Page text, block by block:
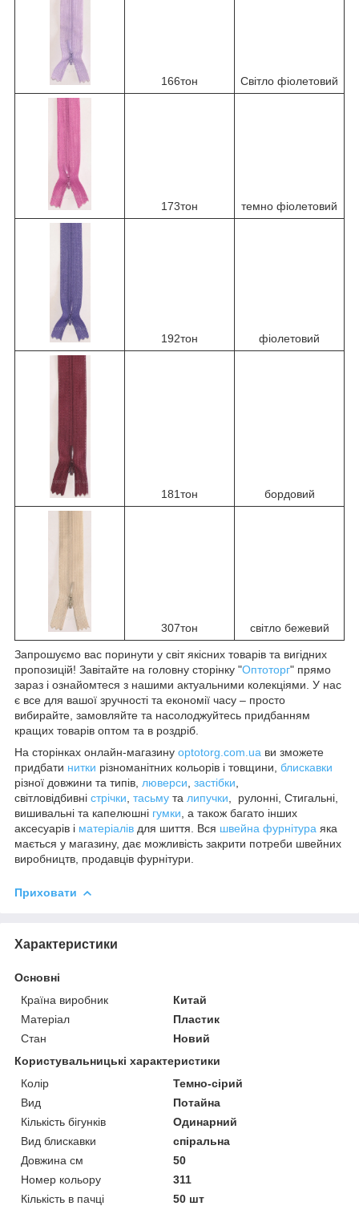
166тон Світло фіолетовий
173тон темно фіолетовий
192тон фіолетовий
181тон бордовий
307тон світло бежевий
Запрошуємо вас поринути у світ якісних товарів та вигідних
пропозицій! Завітайте на головну сторінку "Оптоторг" прямо
зараз і ознайомтеся з нашими актуальними колекціями. У нас
є все для вашої зручності та економії часу – просто
вибирайте, замовляйте та насолоджуйтесь придбанням
кращих товарів оптом та в роздріб.
На сторінках онлайн-магазину optotorg.com.ua ви зможете
придбати нитки різноманітних кольорів і товщини, блискавки
різної довжини та типів, люверси застібки
світловідбивні стрічки тасьму та липучки , рулонні, Стигальні,
вишивальні та капелюшні гумки , а також багато інших
аксесуарів і матеріалів для шиття. Вся швейна фурнітура яка
мається у магазину, дає можливість закрити потреби швейних
виробництв, продавців фурнітури.
Приховати
Характеристики
Основні
Країна виробник
Китай
Матеріал
Пластик
Стан
Новий
Користувальницькі характеристики
Колір
Темно-сірий
Вид
Потайна
Кількість бігунків
Одинарний
Вид блискавки
спіральна
Довжина см
50
Номер кольору
311
Кількість в пачці
50 шт